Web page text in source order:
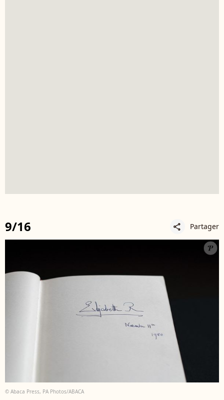
9/16 share Partager
© Abaca Press, PA Photos/ABACA